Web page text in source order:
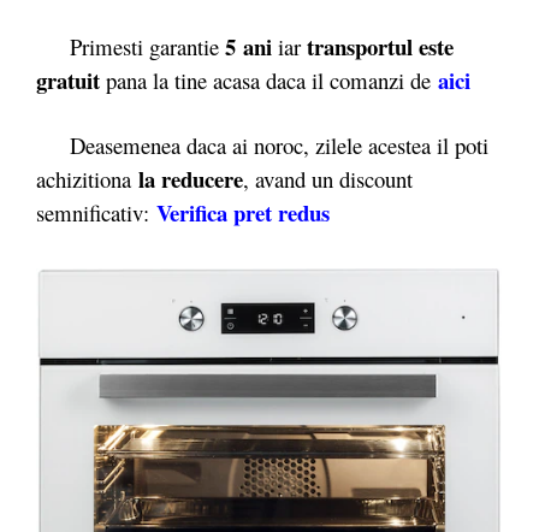
Primesti garantie 5 ani iar transportul este
gratuit pana la tine acasa daca il comanzi de aici
Deasemenea daca ai noroc, zilele acestea il poti
achizitiona la reducere, avand un discount
semnificativ: Verifica pret redus